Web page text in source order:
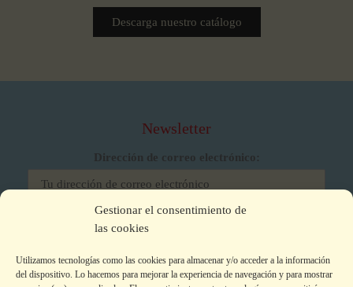
Gestionar el consentimiento de
las cookies
Utilizamos tecnologías como las cookies para almacenar y/o acceder a la información
del dispositivo. Lo hacemos para mejorar la experiencia de navegación y para mostrar
Descarga nuestro catálogo
Newsletter
Dirección de correo electrónico:
He leído y acepto los términos y condiciones